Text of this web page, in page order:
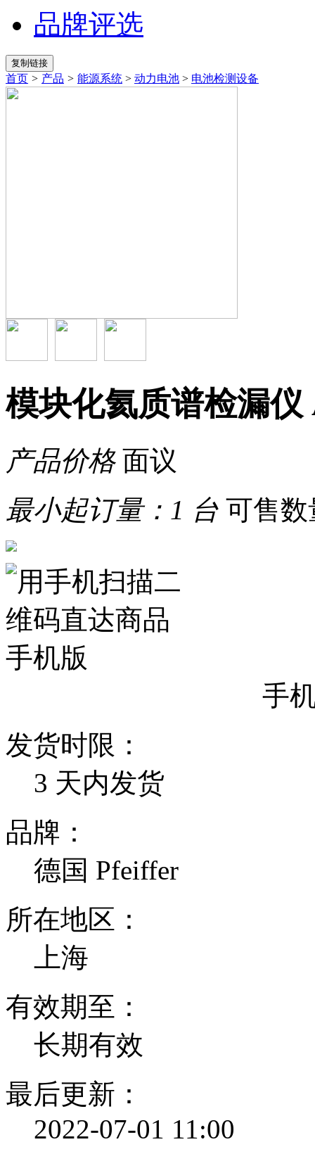
品牌评选
首页 > 产品 > 能源系统 > 动力电池 > 电池检测设备
模块化氦质谱检漏仪
产品价格 面议
最小起订量： 1 台 可售数
手
发货时限：
3 天内发货
品牌：
德国 Pfeiffer
所在地区：
上海
有效期至：
长期有效
最后更新：
2022-07-01 11:00